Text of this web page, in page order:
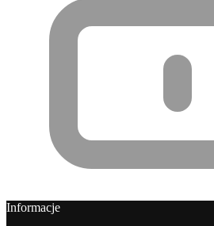
Informacje